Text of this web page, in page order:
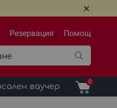
×
Резервация Помощ
ваучер
0